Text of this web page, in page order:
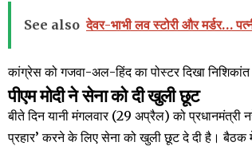
See also देवर-भाभी लव स्टोरी और मर्डर…
कांग्रेस को गजवा-अल-हिंद का पोस्टर दिखा
पीएम मोदी ने सेना को दी खुली छूट
बीते दिन यानी मंगलवार (29 अप्रैल) को प्रधानमंत्री
प्रहार’ करने के लिए सेना को खुली छूट दे दी है। बैठक